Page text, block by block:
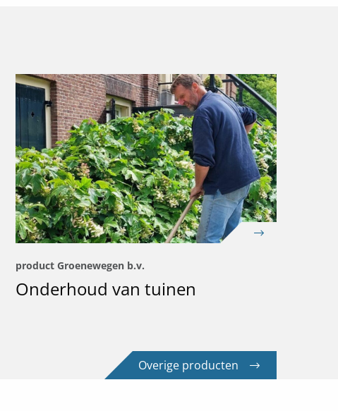
product Groenewegen b.v.
Onderhoud van tuinen
Overige producten